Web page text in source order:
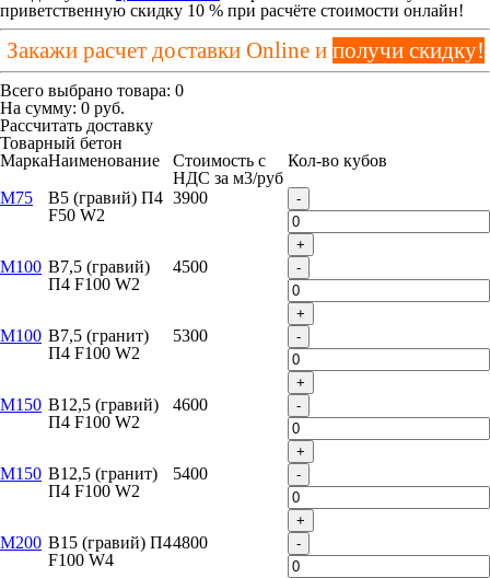
приветственную скидку 10 % при расчёте стоимости онлайн!
Закажи расчет доставки Online и получи скидку!
Всего выбрано товара: 0
На сумму: 0 руб.
Рассчитать доставку
Товарный бетон
МаркаНаименование
Стоимость с
НДС за м3/руб
Кол-во кубов
М75
B5 (гравий) П4
F50 W2
3900 -
+
М100 B7,5 (гравий)
П4 F100 W2
4500 -
+
М100 B7,5 (гранит)
П4 F100 W2
5300 -
+
М150 B12,5 (гравий)
П4 F100 W2
4600 -
+
М150 B12,5 (гранит)
П4 F100 W2
5400 -
+
М200 B15 (гравий) П4
F100 W4
4800 -